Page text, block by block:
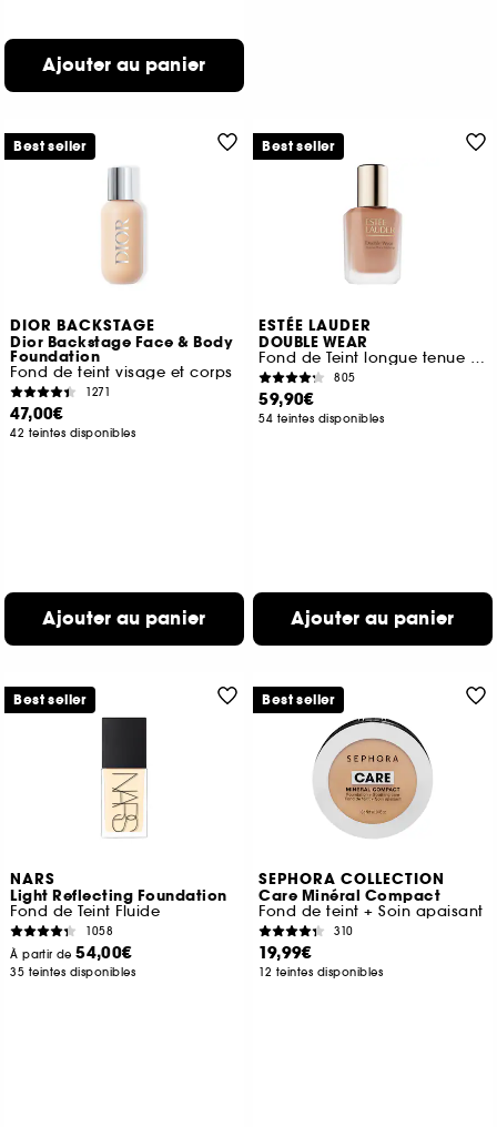
Ajouter au panier
DIOR BACKSTAGE
Dior Backstage Face & Body
Foundation
Fond de teint visage et corps
1271
47,00€
42 teintes disponibles
Ajouter au panier
Best seller
ESTÉE LAUDER
DOUBLE WEAR
Fond de Teint longue tenue intransférable SPF10
805
59,90€
54 teintes disponibles
Ajouter au panier
Best seller
NARS
Light Reflecting Foundation
Fond de Teint Fluide
1058
À partir de54,00€
35 teintes disponibles
Best seller
SEPHORA COLLECTION
Care Minéral Compact
Fond de teint + Soin apaisant
310
19,99€
12 teintes disponibles
Best seller